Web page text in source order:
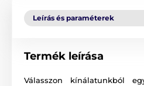
Leírás és paraméterek
Termék leírása
Válasszon kínálatunkból